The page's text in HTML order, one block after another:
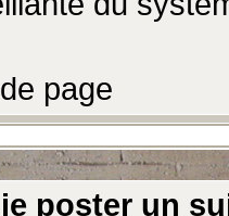
page
poster un